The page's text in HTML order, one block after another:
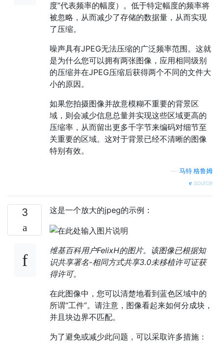
度”代表频率的幅度）。低于特定幅度的频率将
被忽略，从而减少了存储的数据量，从而实现
了压缩。
噪声具有JPEG无法压缩的广泛频率范围。这就
是为什么您可以拥有两张图像，应用相同级别
的压缩并在JPEG压缩后获得两个不同的文件大
小的原因。
如果您拍摄图像并故意模糊不重要的背景区
域，则会减少信息总量并实现这些区域更高的
压缩率，从而留出更多千字节来编码对细节至
关重要的区域。这对于背景已经不清晰的图像
特别有效。
马特·格鲁姆
source
3 这是一个放大的jpeg的示例：
维基百科用户FelixH的图片。该图像已根据知
识共享署名-相同方式共享3.0未移植许可证获
得许可。
在此图像中，您可以清楚地看到蓝色区域中的
所谓“工件”。请注意，图像看起来如何分成块，
并且块边界不匹配。
为了避免或减少此问题，可以采取许多措施：